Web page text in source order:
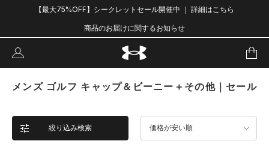
【最大75%OFF】シークレットセール開催中 ｜ 詳細はこちら
商品のお届けに関するお知らせ
メンズ ゴルフ キャップ＆ビーニー＋その他｜セール
絞り込み検索 価格が安い順